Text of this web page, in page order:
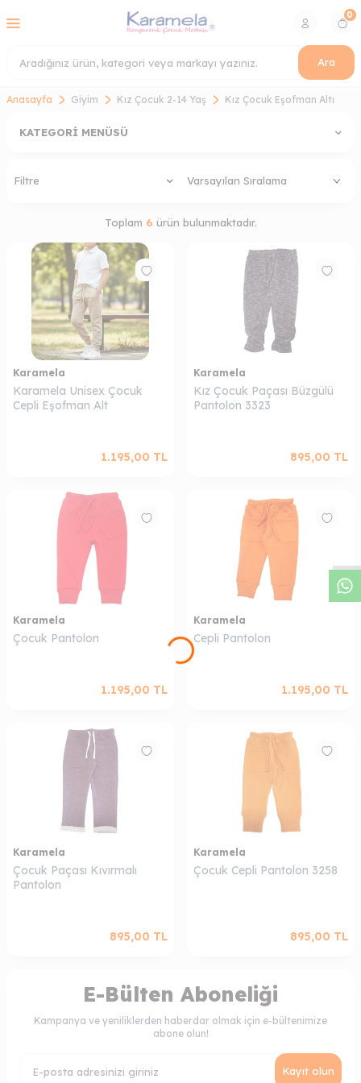
Ara
0
Anasayfa Giyim Kız Çocuk 2-14 Yaş Kız Çocuk Eşofman Altı
KATEGORI MENÜSÜ
Filtre
Toplam 6 ürün bulunmaktadır.
Karamela
Karamela Unisex Çocuk
Cepli Eşofman Alt
1.195,00 TL
Karamela
Kız Çocuk Paçası Büzgülü
Pantolon 3323
895,00 TL
Karamela
Çocuk Pantolon
1.195,00 TL
Karamela
Cepli Pantolon
1.195,00 TL
Karamela
Çocuk Paçası Kıvırmalı
Pantolon
895,00 TL
Karamela
Çocuk Cepli Pantolon 3258
895,00 TL
E-Bülten Aboneliği
Kampanya ve yeniliklerden haberdar olmak için e-bültenimize
abone olun!
Kayıt olun